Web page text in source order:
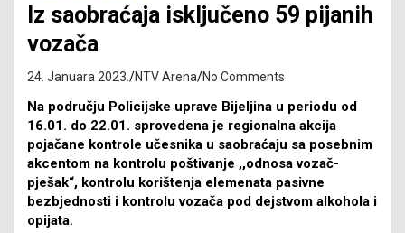
Iz saobraćaja isključeno 59 pijanih
vozača
24. Januara 2023. NTV Arena No Comments
Na području Policijske uprave Bijeljina u periodu od
16.01. do 22.01. sprovedena je regionalna akcija
pojačane kontrole učesnika u saobraćaju sa posebnim
akcentom na kontrolu poštivanje ,,odnosa vozač-
pješak“, kontrolu korištenja elemenata pasivne
bezbjednosti i kontrolu vozača pod dejstvom alkohola i
opijata.